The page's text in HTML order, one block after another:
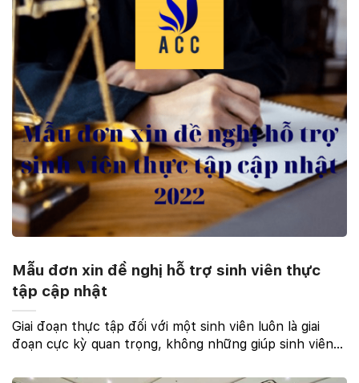
Mẫu đơn xin đề nghị hỗ trợ sinh viên thực
tập cập nhật
Giai đoạn thực tập đối với một sinh viên luôn là giai
đoạn cực kỳ quan trọng, không những giúp sinh viên
giúp sinh viên tập làm quen với môi trường làm ...